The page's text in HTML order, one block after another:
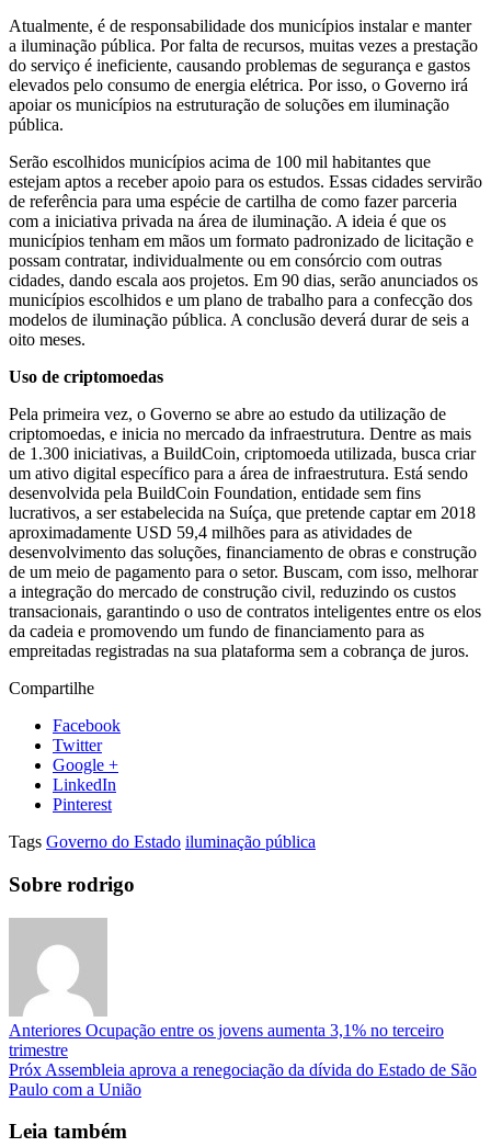
Atualmente, é de responsabilidade dos municípios instalar e manter
a iluminação pública. Por falta de recursos, muitas vezes a prestação
do serviço é ineficiente, causando problemas de segurança e gastos
elevados pelo consumo de energia elétrica. Por isso, o Governo irá
apoiar os municípios na estruturação de soluções em iluminação
pública.
Serão escolhidos municípios acima de 100 mil habitantes que
estejam aptos a receber apoio para os estudos. Essas cidades servirão
de referência para uma espécie de cartilha de como fazer parceria
com a iniciativa privada na área de iluminação. A ideia é que os
municípios tenham em mãos um formato padronizado de licitação e
possam contratar, individualmente ou em consórcio com outras
cidades, dando escala aos projetos. Em 90 dias, serão anunciados os
municípios escolhidos e um plano de trabalho para a confecção dos
modelos de iluminação pública. A conclusão deverá durar de seis a
oito meses.
Uso de criptomoedas
Pela primeira vez, o Governo se abre ao estudo da utilização de
criptomoedas, e inicia no mercado da infraestrutura. Dentre as mais
de 1.300 iniciativas, a BuildCoin, criptomoeda utilizada, busca criar
um ativo digital específico para a área de infraestrutura. Está sendo
desenvolvida pela BuildCoin Foundation, entidade sem fins
lucrativos, a ser estabelecida na Suíça, que pretende captar em 2018
aproximadamente USD 59,4 milhões para as atividades de
desenvolvimento das soluções, financiamento de obras e construção
de um meio de pagamento para o setor. Buscam, com isso, melhorar
a integração do mercado de construção civil, reduzindo os custos
transacionais, garantindo o uso de contratos inteligentes entre os elos
da cadeia e promovendo um fundo de financiamento para as
empreitadas registradas na sua plataforma sem a cobrança de juros.
Compartilhe
Facebook
Twitter
Google +
LinkedIn
Pinterest
Tags Governo do Estado iluminação pública
Sobre rodrigo
Anteriores Ocupação entre os jovens aumenta 3,1% no terceiro
trimestre
Próx Assembleia aprova a renegociação da dívida do Estado de São
Paulo com a União
Leia também